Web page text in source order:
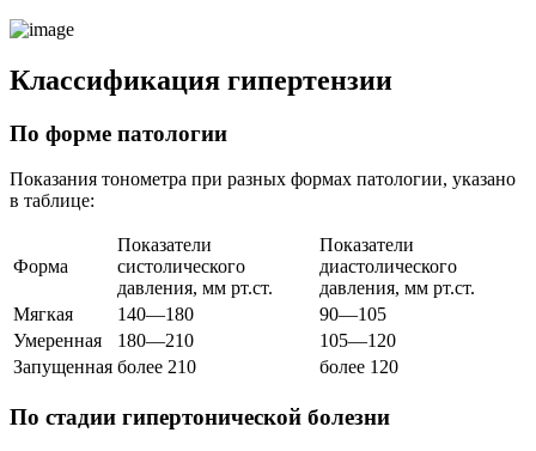
Классификация гипертензии
По форме патологии
Показания тонометра при разных формах патологии, указано
в таблице:
Форма
Показатели
систолического
давления, мм рт.ст.
Показатели
диастолического
давления, мм рт.ст.
Мягкая
140—180
90—105
Умеренная
180—210
105—120
Запущенная более 210 более 120
По стадии гипертонической болезни